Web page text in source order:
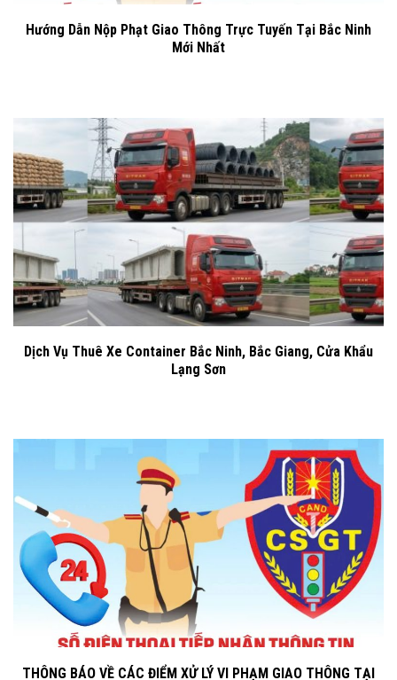
Hướng Dẫn Nộp Phạt Giao Thông Trực Tuyến Tại Bắc Ninh
Mới Nhất
Dịch Vụ Thuê Xe Container Bắc Ninh, Bắc Giang, Cửa Khẩu
Lạng Sơn
THÔNG BÁO VỀ CÁC ĐIỂM XỬ LÝ VI PHẠM GIAO THÔNG TẠI